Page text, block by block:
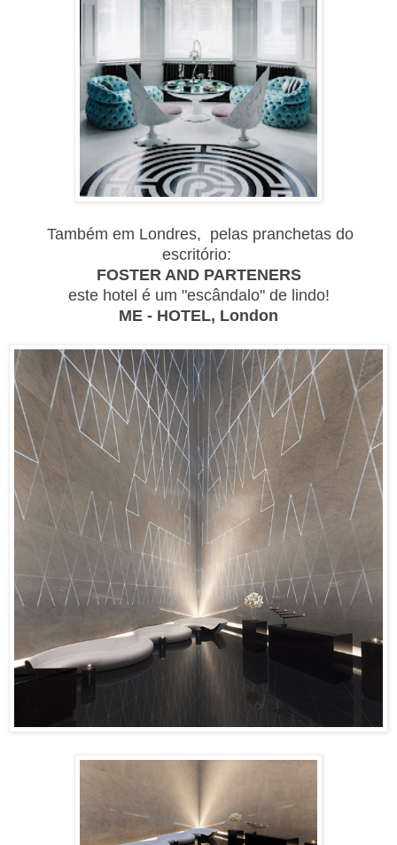
Também em Londres, pelas pranchetas do
escritório:
FOSTER AND PARTENERS
este hotel é um "escândalo" de lindo!
ME - HOTEL, London